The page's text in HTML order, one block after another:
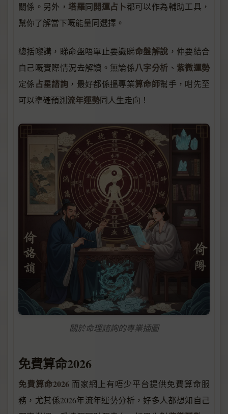
關係。另外， 塔羅同開運占卜都可以作為輔助工具，
幫你了解當下嘅能量同選擇。
總括嚟講，睇命盤唔單止要識睇命盤解說 ，仲要結合
自己嘅實際情況去解讀。無論係八字分析 、 紫微運勢
定係占星諮詢 ，最好都係搵專業算命師幫手，咁先至
可以準確預測 流年運勢同人生走向！
關於命理諮詢的專業插圖
免費算命2026
免費算命2026 而家網上有唔少平台提供免費算命服
務，尤其係2026年流年運勢分析，好多人都想知自己